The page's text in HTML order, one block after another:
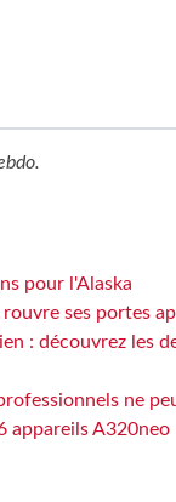
.
pour l'Alaska
ses portes
: découvrez les
ne
appareils A320neo